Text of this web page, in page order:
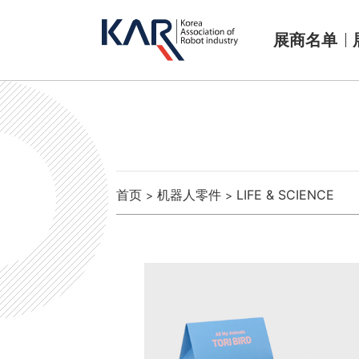
展商名单
首页 > 机器人零件 > LIFE & SCIENCE